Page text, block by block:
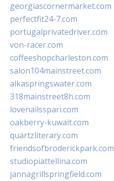
georgiascornermarket.com
perfectfit24-7.com
portugalprivatedriver.com
von-racer.com
coffeeshopcharleston.com
salon104mainstreet.com
alkaspringswater.com
318mainstreet8h.com
lovenailsspari.com
oakberry-kuwait.com
quartzliterary.com
friendsofbroderickpark.com
studiopiattellina.com
jannagrillspringfield.com